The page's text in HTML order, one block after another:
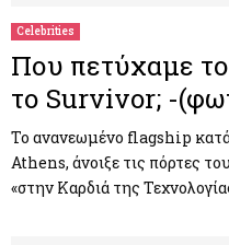
Celebrities
Που πετύχαμε
το Survivor; -
Το ανανεωμένο flagship
Athens, άνοιξε τις πόρτες
«στην Καρδιά της